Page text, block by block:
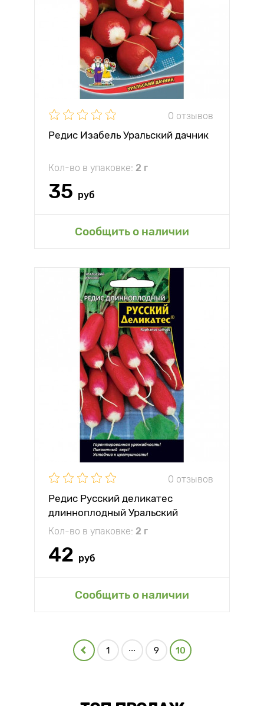
0 отзывов
Редис Изабель Уральский дачник
Кол-во в упаковке: 2 г
35 руб
Сообщить о наличии
0 отзывов
Редис Русский деликатес
длинноплодный Уральский
дачник
Кол-во в упаковке: 2 г
42 руб
Сообщить о наличии
1 ... 9 10